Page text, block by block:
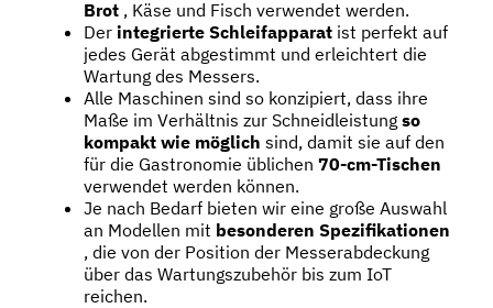
Brot , Käse und Fisch verwendet werden.
Der integrierte Schleifapparat ist perfekt auf
jedes Gerät abgestimmt und erleichtert die
Wartung des Messers.
Alle Maschinen sind so konzipiert, dass ihre
Maße im Verhältnis zur Schneidleistung so
kompakt wie möglich sind, damit sie auf den
für die Gastronomie üblichen 70-cm-Tischen
verwendet werden können.
Je nach Bedarf bieten wir eine große Auswahl
an Modellen mit besonderen Spezifikationen
, die von der Position der Messerabdeckung
über das Wartungszubehör bis zum IoT
reichen.